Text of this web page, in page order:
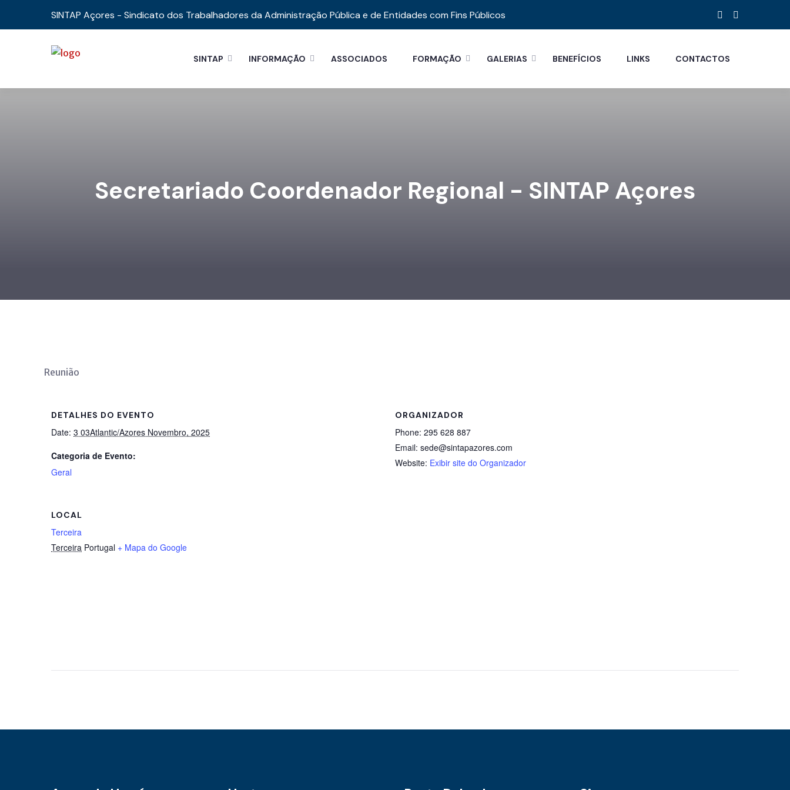
SINTAP Açores - Sindicato dos Trabalhadores da Administração Pública e de Entidades com Fins Públicos
SINTAP INFORMAÇÃO ASSOCIADOS FORMAÇÃO GALERIAS BENEFÍCIOS LINKS CONTACTOS
Secretariado Coordenador Regional - SINTAP Açores
Reunião
DETALHES DO EVENTO
Date: 3 03Atlantic/Azores Novembro, 2025
Categoria de Evento:
Geral
ORGANIZADOR
Phone: 295 628 887
Email: sede@sintapazores.com
Website: Exibir site do Organizador
LOCAL
Terceira
Terceira Portugal + Mapa do Google